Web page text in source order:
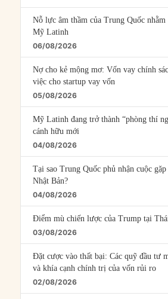
Nỗ lực âm thầm của Trung Quốc
Mỹ Latinh
06/08/2026
Nợ cho kẻ mộng mơ: Vốn vay chính
việc cho startup vay vốn
05/08/2026
Mỹ Latinh đang trở thành “phòng thí
cánh hữu mới
04/08/2026
Tại sao Trung Quốc phủ nhận cuộc
Nhật Bản?
04/08/2026
Điểm mù chiến lược của Trump tại
03/08/2026
Đặt cược vào thất bại: Các quỹ đầu tư
và khía cạnh chính trị của vốn rủi ro
02/08/2026